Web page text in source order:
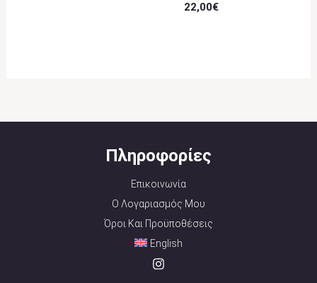
22,00€
Πληροφορίες
Επικοινωνία
Ο Λογαριασμός Μου
Όροι Και Προϋποθέσεις
English